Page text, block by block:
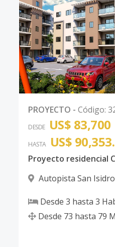
PROYECTO - Código:
DESDE US$ 83,700
HASTA US$
Autopista San Isidro
Desde 3 hasta 3
Desde 73 hasta 79